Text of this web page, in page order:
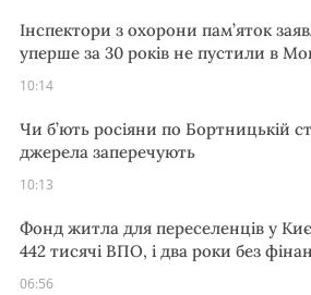
Інспектори з охорони пам’яток
уперше за 30 років не пустили в
10:14
Чи б’ють росіяни по Бортницькій
джерела заперечують
10:13
Фонд житла для переселенців у
442 тисячі ВПО, і два роки без
06:56